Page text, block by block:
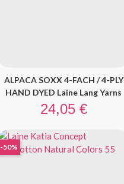
ALPACA SOXX 4-FACH / 4-PLY
HAND DYED Laine Lang Yarns
Prix
24,05 €
-50%